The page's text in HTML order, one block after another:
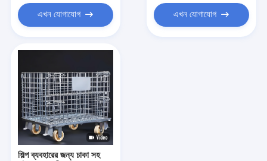
খবর
ধাতু তারের জাল বেড়া
মেটাল অস্থায়ী বেড়া
এখন যোগাযোগ এখন যোগাযোগ
শিল্প ব্যবহারের জন্য চাকা সহ